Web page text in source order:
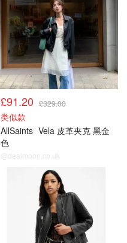
£91.20 £329.00
类似款
AllSaints Vela 皮革夹克 黑金
色
@dealmoon.co.uk